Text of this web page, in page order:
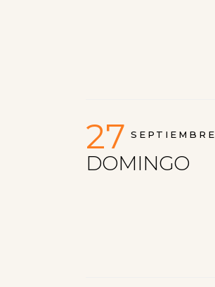
27 SEPTIEMBRE
DOMINGO